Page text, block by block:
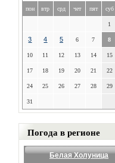
пон втр срд чет пят суб
1
3 4 5 6 7 8
10 11 12 13 14 15
17 18 19 20 21 22
24 25 26 27 28 29
31
Погода в регионе
Белая Холуница